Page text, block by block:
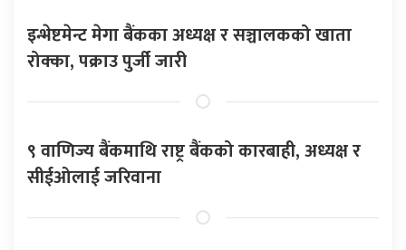
इन्भेष्टमेन्ट मेगा बैंकका अध्यक्ष र सञ्चालकको खाता
रोक्का, पक्राउ पुर्जी जारी
९ वाणिज्य बैंकमाथि राष्ट्र बैंकको कारबाही, अध्यक्ष र
सीईओलाई जरिवाना